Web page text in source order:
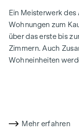
Ein Meisterwerk
Wohnungen zum
über das erste bis
Zimmern. Auch
Wohneinheiten
Mehr erfahren